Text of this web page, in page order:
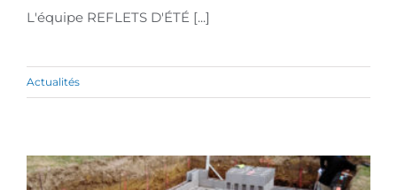
L'équipe REFLETS D'ÉTÉ [...]
Actualités